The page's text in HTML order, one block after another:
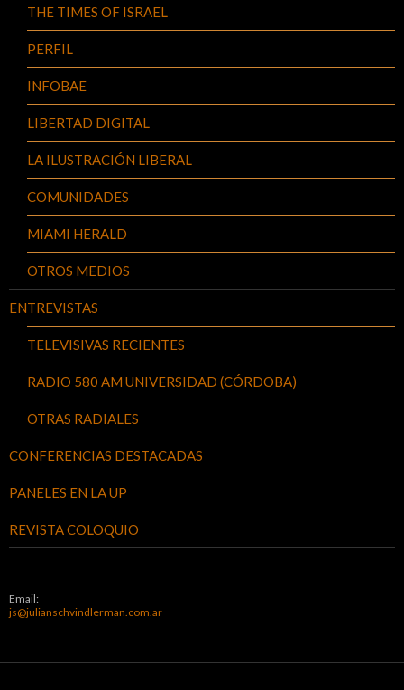
THE TIMES OF ISRAEL
PERFIL
INFOBAE
LIBERTAD DIGITAL
LA ILUSTRACIÓN LIBERAL
COMUNIDADES
MIAMI HERALD
OTROS MEDIOS
ENTREVISTAS
TELEVISIVAS RECIENTES
RADIO 580 AM UNIVERSIDAD (CÓRDOBA)
OTRAS RADIALES
CONFERENCIAS DESTACADAS
PANELES EN LA UP
REVISTA COLOQUIO
Email:
js@julianschvindlerman.com.ar